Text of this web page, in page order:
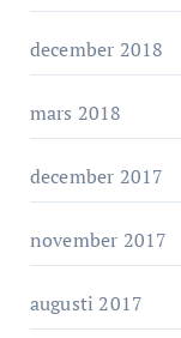
december 2018
mars 2018
december 2017
november 2017
augusti 2017